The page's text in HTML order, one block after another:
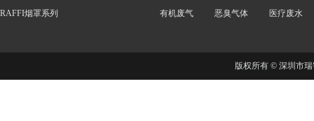
RAFFI烟罩系列
有机废气
恶臭气体
医疗废水
版权所有 © 深圳市